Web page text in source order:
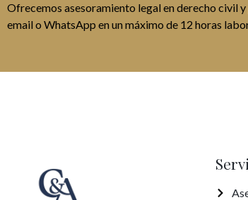
Ofrecemos asesoramiento legal en derecho civil
email o WhatsApp en un máximo de 12 horas